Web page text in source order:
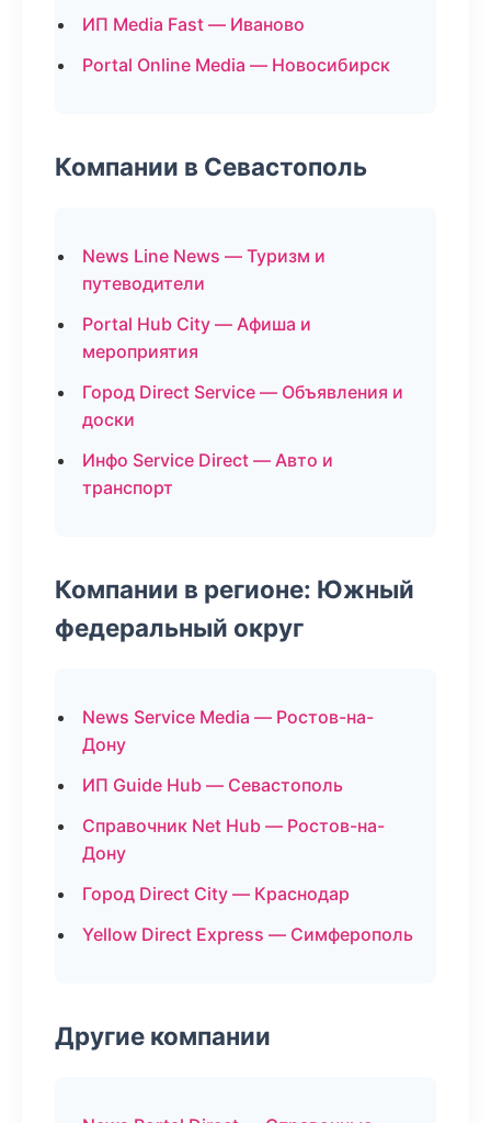
ИП Media Fast — Иваново
Portal Online Media — Новосибирск
Компании в Севастополь
News Line News — Туризм и
путеводители
Portal Hub City — Афиша и
мероприятия
Город Direct Service — Объявления и
доски
Инфо Service Direct — Авто и
транспорт
Компании в регионе: Южный
федеральный округ
News Service Media — Ростов-на-
Дону
ИП Guide Hub — Севастополь
Справочник Net Hub — Ростов-на-
Дону
Город Direct City — Краснодар
Yellow Direct Express — Симферополь
Другие компании